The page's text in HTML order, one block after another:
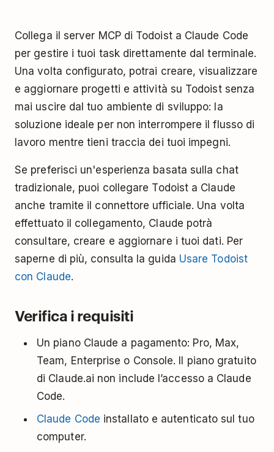
Collega il server MCP di Todoist a Claude Code
per gestire i tuoi task direttamente dal terminale.
Una volta configurato, potrai creare, visualizzare
e aggiornare progetti e attività su Todoist senza
mai uscire dal tuo ambiente di sviluppo: la
soluzione ideale per non interrompere il flusso di
lavoro mentre tieni traccia dei tuoi impegni.
Se preferisci un'esperienza basata sulla chat
tradizionale, puoi collegare Todoist a Claude
anche tramite il connettore ufficiale. Una volta
effettuato il collegamento, Claude potrà
consultare, creare e aggiornare i tuoi dati. Per
saperne di più, consulta la guida Usare Todoist
con Claude.
Verifica i requisiti
Un piano Claude a pagamento: Pro, Max,
Team, Enterprise o Console. Il piano gratuito
di Claude.ai non include l’accesso a Claude
Code.
Claude Code installato e autenticato sul tuo
computer.